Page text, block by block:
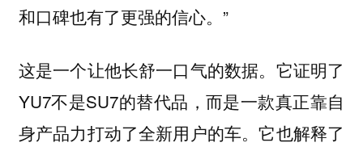
和口碑也有了更强的信心。”
这是一个让他长舒一口气的数据。它证明了
YU7不是SU7的替代品，而是一款真正靠自
身产品力打动了全新用户的车。它也解释了